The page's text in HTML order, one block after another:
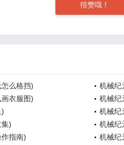
很赞哦！
么格挡)
机械纪
衣服图)
机械纪
机械纪
)
机械纪
指南)
机械纪